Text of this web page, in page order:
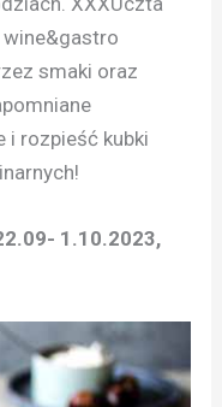
wine&gastro
smaki oraz
i rozpieść kubki
1.10.2023,